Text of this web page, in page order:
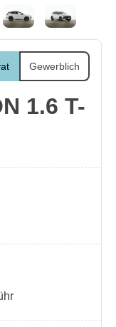
Gewerblich
1.6 T-